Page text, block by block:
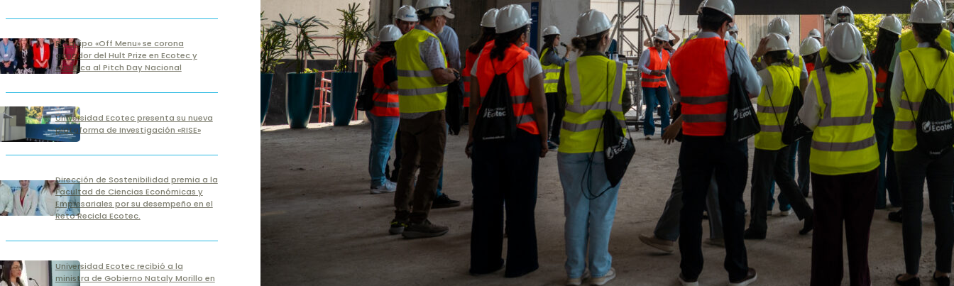
El equipo «Off Menu» se corona
ganador del Hult Prize en Ecotec y
clasifica al Pitch Day Nacional
Universidad Ecotec presenta su nueva
plataforma de Investigación «RISE»
Dirección de Sostenibilidad premia a la
Facultad de Ciencias Económicas y
Empresariales por su desempeño en el
Reto Recicla Ecotec.
Universidad Ecotec recibió a la
ministra de Gobierno Nataly Morillo en